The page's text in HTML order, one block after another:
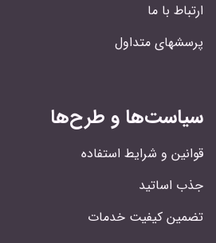
ارتباط با ما
پرسشهای متداول
سیاست‌ها و طرح‌ها
قوانین و شرایط استفاده
جذب اساتید
تضمین کیفیت خدمات